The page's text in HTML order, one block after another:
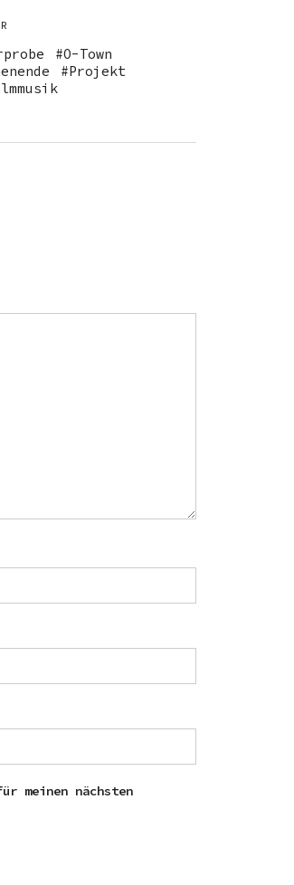
O-Town
Projekt
meinen nächsten